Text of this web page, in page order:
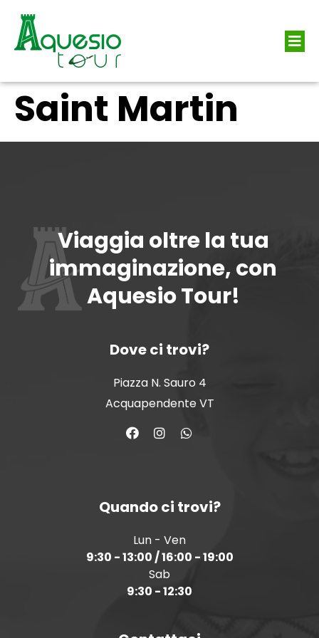
Saint Martin
Viaggia oltre la tua
immaginazione, con
Aquesio Tour!
Dove ci trovi?
Piazza N. Sauro 4
Acquapendente VT
Quando ci trovi?
Lun - Ven
9:30 - 13:00 / 16:00 - 19:00
Sab
9:30 - 12:30